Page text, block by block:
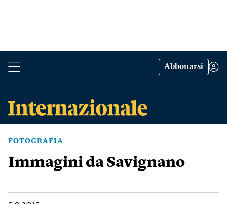
Abbonarsi
FOTOGRAFIA
Immagini da Savignano